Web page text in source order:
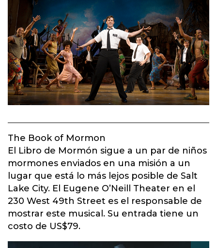
The Book of Mormon
El Libro de Mormón sigue a un par de niños
mormones enviados en una misión a un
lugar que está lo más lejos posible de Salt
Lake City. El Eugene O’Neill Theater en el
230 West 49th Street es el responsable de
mostrar este musical. Su entrada tiene un
costo de US$79.